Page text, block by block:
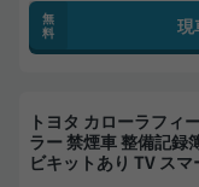
無
料
現
トヨタ カローラフィ
ラー 禁煙車 整備記録簿あり ディスプレイオーディオ ※ナ
ビキットあり TV ス